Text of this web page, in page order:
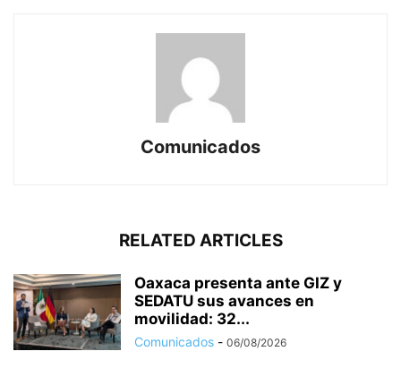
Comunicados
RELATED ARTICLES
Oaxaca presenta ante GIZ y
SEDATU sus avances en
movilidad: 32...
Comunicados - 06/08/2026